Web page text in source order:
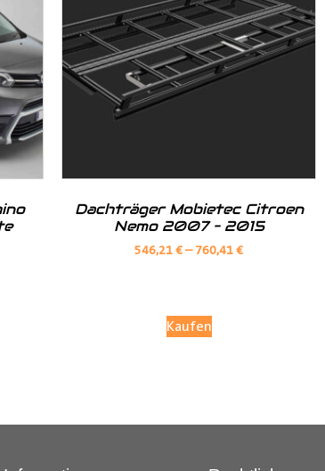
Dachträger Mobietec Citroen
Nemo 2007 – 2015
546,21€–760,41€
Kaufen